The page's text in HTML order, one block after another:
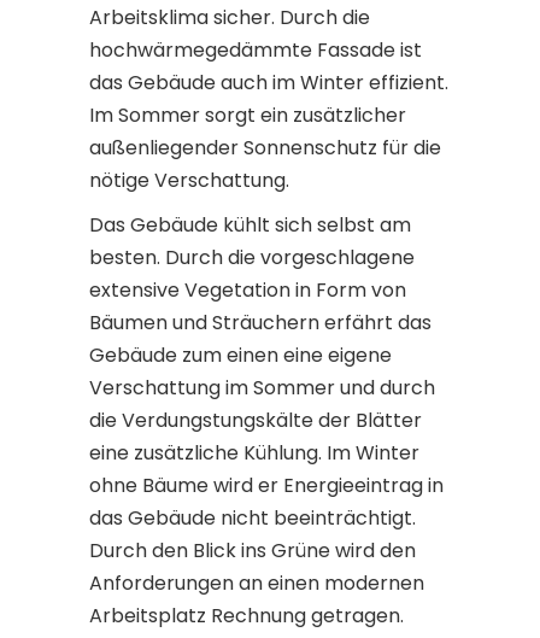
Arbeitsklima sicher. Durch die
hochwärmegedämmte Fassade ist
das Gebäude auch im Winter effizient.
Im Sommer sorgt ein zusätzlicher
außenliegender Sonnenschutz für die
nötige Verschattung.
Das Gebäude kühlt sich selbst am
besten. Durch die vorgeschlagene
extensive Vegetation in Form von
Bäumen und Sträuchern erfährt das
Gebäude zum einen eine eigene
Verschattung im Sommer und durch
die Verdungstungskälte der Blätter
eine zusätzliche Kühlung. Im Winter
ohne Bäume wird er Energieeintrag in
das Gebäude nicht beeinträchtigt.
Durch den Blick ins Grüne wird den
Anforderungen an einen modernen
Arbeitsplatz Rechnung getragen.